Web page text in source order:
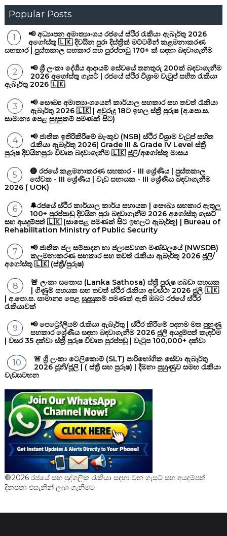
Popular Posts
📢 අධ්‍යාපන අමාත්‍යාංශය රජයේ ස්ථිර රැකියා ඇබෑර්තු 2026
අගෝස්තු 🇱🇰 දිවයින පුරා දිස්ත්‍රික් මට්ටමින් කළමනාකරණ
සහකාර | පුස්තකාල සහකාර සහ පුරප්පාඩු 170+ ක් සඳහා බඳවාගැනීම
📢 ශ්‍රී ලංකා දේශීය ආදායම් සේවයේ තනතුරු 200ක් බඳවාගැනීම
2026 අගෝස්තු ගැසට් | රජයේ ස්ථිර විශ්‍රාම වැටුප් සහිත රැකියා
ඇබෑර්තු 2026 🇱🇰
📢 සෞඛ්‍ය අමාත්‍යාංශයෙන් කාර්යාල සහකාර සහ තවත් රැකියා
ඇබෑර්තු 2026 🇱🇰 | අවුරුදු 18ට ඉහල ස්ත්‍රී පුරුෂ (අ.පො.ස.
සාමාන්‍ය පෙළ සුදුසුකම් පමණක් සිට)
📢 ජාතික ඉතිරිකිරීමේ බැංකුව (NSB) ස්ථිර විශ්‍රාම වැටුප් සහිත
රැකියා ඇබෑර්තු 2026| Grade III & Grade IV Level ස්ත්‍රී
පුරුෂ දිවයිනපුරා විවෘත බඳවාගැනීම 🇱🇰 ජූලි/අගෝස්තු මාසය
🔴 රජයේ කළමනාකරණ සහකාර - III ශ්‍රේණිය | පුස්තකාල
සේවක - III ශ්‍රේණිය | වැඩ සහායක - III ශ්‍රේණිය බඳවාගැනීම
2026 ( UOK)
🔔රජයේ ස්ථිර කාර්යාල කාර්ය සහායක | සෞඛ්‍ය සහකාර ඇතුලු
100+ පුරප්පාඩු දිවයින පුරා බඳවාගැනීම 2026 අගෝස්තු ගැසට්
සහ අයදුම්පත් 🇱🇰 (සාපෙළ පමණක් සිට ඉහලට ඇබෑර්තු) | Bureau of
Rehabilitation Ministry of Public Security
📢 ජාතික ජල සම්පාදන හා ජලාපවහන මණ්ඩලයේ (NWSDB)
කලමනාකරණ සහකාර සහ තවත් රැකියා ඇබෑර්තු 2026 ජූලි/
අගෝස්තු 🇱🇰 (ස්ත්‍රී/පුරුෂ)
🚨 ලංකා සතොස (Lanka Sathosa) ස්ත්‍රී පුරුෂ ගබඩා සහයක
| ගිණුම් සහයක සහ තවත් ස්ථිර රැකියා අවස්ථා 2026 ජූලි 🇱🇰
| අ.පො.ස. සාමාන්‍ය පෙළ සුදුසුකම් පමණක් ඇති ඔබට රජයේ ස්ථිර
රැකියාවක්
📢 පෙට්‍රෝලියම් රැකියා ඇබෑර්තු | ස්ථිර කිරීමේ පදනම මත පුහුණු
සහකාර ශ්‍රේණීය සඳහා බඳවාගැනීම 2026 ජූලි අයදුම්පත් කැඳවීම
| වසර 35 දක්වා ස්ත්‍රී පුරුෂ විවෘත පුරප්පඩු | වැටුප 100,000+ දක්වා
🚨 ශ්‍රී ලංකා ටෙලිකොම් (SLT) පාරිභෝගික සේවා ඇබෑර්තු
2026 ජූනි/ජූලි | ( ස්ත්‍රී සහ පුරුෂ) | දීමනා පුහුණුව සමඟ රැකියා
වැඩසටහන
🛑2026 රජයේ සහ පුද්ගලික රැකියා සඳහා වන ගැසට් සහ අයදුම්පත්
දිනපතා එසැනින් ලබා ගැනීමට